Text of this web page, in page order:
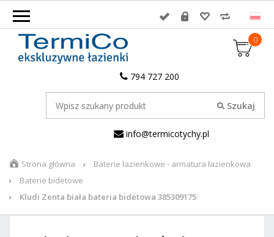
0
794 727 200
info@termicotychy.pl
Strona główna
Baterie łazienkowe - armatura łazienkowa
Baterie bidetowe
Kludi Zenta biała bateria bidetowa 385309175